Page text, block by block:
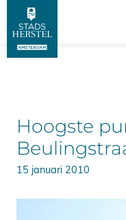
Hoogste
15 januari 2010